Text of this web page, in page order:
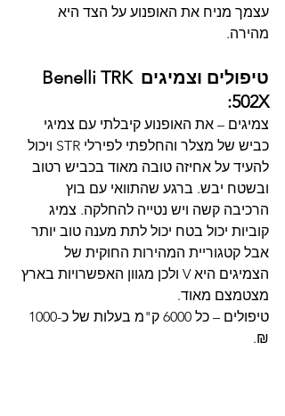
עצמך מניח את האופנוע על הצד היא
מהירה.
טיפולים וצמיגים Benelli TRK
502X:
צמיגים – את האופנוע קיבלתי עם צמיגי
כביש של מצלר והחלפתי לפירלי STR ויכול
להעיד על אחיזה טובה מאוד בכביש רטוב
ובשטח יבש. ברגע שהתוואי עם בוץ
הרכיבה קשה ויש נטייה להחלקה. צמיג
קוביות יכול בטח יכול לתת מענה טוב יותר
אבל קטגוריית המהירות החוקית של
הצמיגים היא V ולכן מגוון האפשרויות בארץ
מצטמצם מאוד.
₪.